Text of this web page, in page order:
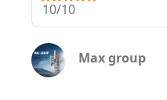
10/10
Max group